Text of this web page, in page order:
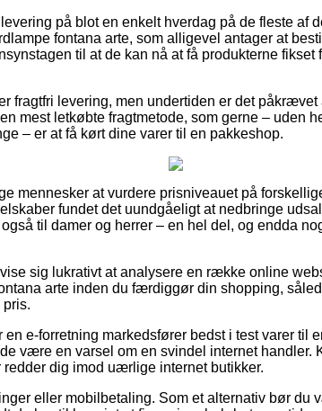
på blot en enkelt hverdag på de fleste af
fontana arte, som alligevel antager at
til at de kan nå at få produkterne fikset
fragtfri levering, men undertiden er det
mest letkøbte fragtmetode, som gerne – uden
– er at få kørt dine varer til en pakkeshop.
mennesker at vurdere prisniveauet på
fundet det uundgåeligt at nedbringe
til damer og herrer – en hel del, og endda
sig lukrativt at analysere en række online
arte inden du færdiggør din shopping,
pris.
en e-forretning markedsfører bedst i test varer til
være en varsel om en svindel internet handler.
redder dig imod uærlige internet butikker.
eller mobilbetaling. Som et alternativ bør du